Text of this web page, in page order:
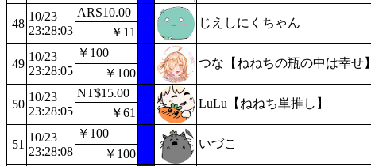
48
10/23
23:28:03
ARS10.00
じえしにくちゃん
￥11
49
10/23
23:28:05
￥100
つな【ねねちの瓶の中は幸せ】
￥100
50
10/23
23:28:05
NT$15.00
LuLu【ねねち単推し】
￥61
51
10/23
23:28:08
￥100
いづこ
￥100